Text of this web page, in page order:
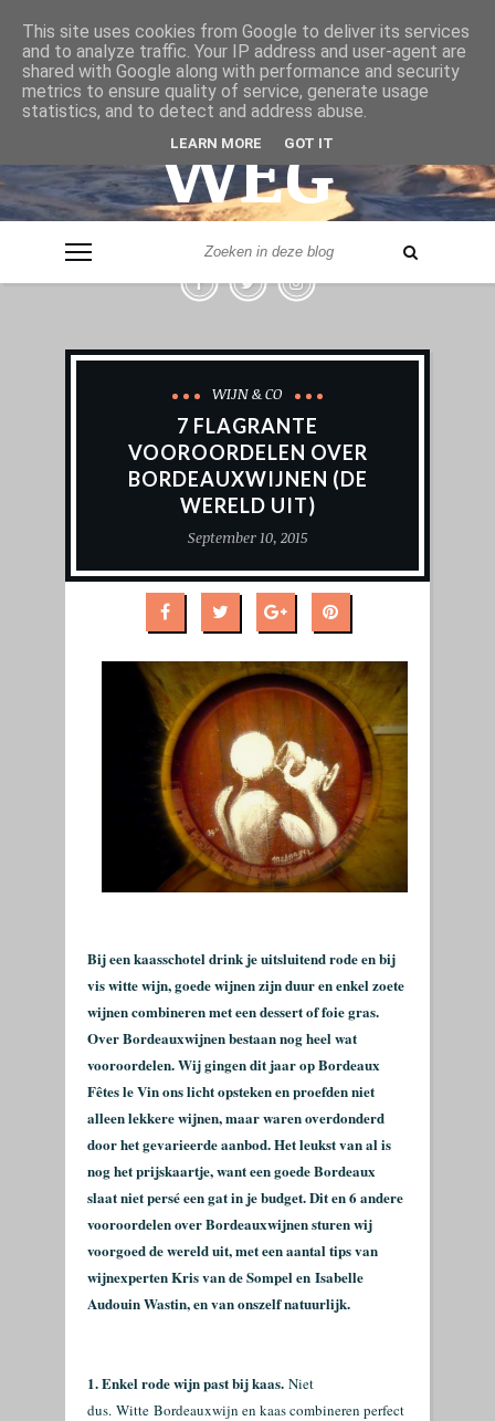
& VER
WEG
WIJN & CO
7 FLAGRANTE
VOOROORDELEN OVER
BORDEAUXWIJNEN (DE
WERELD UIT)
September 10, 2015
Bij een kaasschotel drink je uitsluitend rode en bij
vis witte wijn, goede wijnen zijn duur en enkel zoete
wijnen combineren met een dessert of foie gras.
Over Bordeauxwijnen bestaan nog heel wat
vooroordelen. Wij gingen dit jaar op Bordeaux
Fêtes le Vin ons licht opsteken en proefden niet
alleen lekkere wijnen, maar waren overdonderd
door het gevarieerde aanbod. Het leukst van al is
nog het prijskaartje, want een goede Bordeaux
slaat niet persé een gat in je budget. Dit en 6 andere
vooroordelen over Bordeauxwijnen sturen wij
voorgoed de wereld uit, met een aantal tips van
wijnexperten Kris van de Sompel en Isabelle
Audouin Wastin, en van onszelf natuurlijk.
1. Enkel rode wijn past bij kaas. Niet
dus. Witte Bordeauxwijn en kaas combineren perfect
This site uses cookies from Google to deliver its services
and to analyze traffic. Your IP address and user-agent are
shared with Google along with performance and security
metrics to ensure quality of service, generate usage
statistics, and to detect and address abuse.
LEARN MORE GOT IT